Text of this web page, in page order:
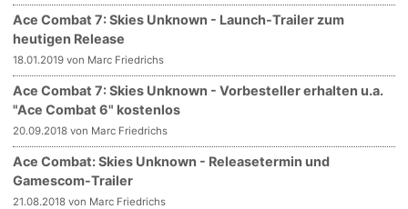
Ace Combat 7: Skies Unknown - Launch-Trailer zum
heutigen Release
18.01.2019 von Marc Friedrichs
Ace Combat 7: Skies Unknown - Vorbesteller erhalten u.a.
"Ace Combat 6" kostenlos
20.09.2018 von Marc Friedrichs
Ace Combat: Skies Unknown - Releasetermin und
Gamescom-Trailer
21.08.2018 von Marc Friedrichs